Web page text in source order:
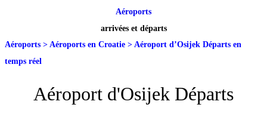
Aéroports
arrivées et départs
Aéroports > Aéroports en Croatie > Aéroport d’Osijek Départs en
temps réel
Aéroport d'Osijek Départs